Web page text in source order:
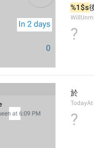
%1$s
?
於
TodayAt
?